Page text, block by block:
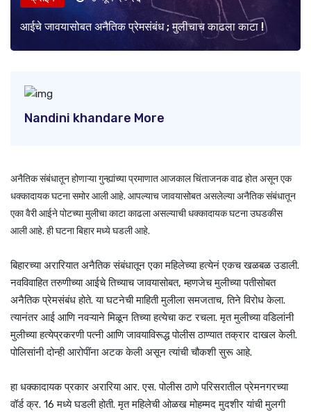
आईचे जावयासोबत अनैतिक प्रेमसंबंध ; मुलीचाच काढला काटा !
Nandini khandare More
अनैतिक संबंधातून होणाऱ्या गुन्ह्यांच्या प्रमाणात आजकाल चिंताजनक वाढ होत असून एक
धक्कादायक घटना समोर आली आहे. आपल्याच जावयासोबत असलेल्या अनैतिक संबंधातून
एका वैरी आईने पोटच्या मुलीचा काटा काढला असल्याची धक्कादायक घटना उघडकीस
आली आहे. ही घटना बिहार मध्ये घडली आहे.
बिहारच्या अरारियात अनैतिक संबंधातून एका महिलेच्या हत्येनं एकच खळबळ उडाली.
नवविवाहित तरुणीच्या आईचे तिच्याच जावयासोबत, म्हणजेच मुलीच्या पतीसोबत
अनैतिक प्रेमसंबंध होते. या घटनेची माहिती मुलीला समजताच, तिने विरोध केला.
त्यानंतर आई आणि नवऱ्याने मिळून तिच्या हत्येचा कट रचला. मृत मुलीच्या वडिलांनी
मुलीच्या हत्येप्रकरणी पत्नी आणि जावयाविरूद्ध पोलीस ठाण्यात तक्रार दाखल केली.
पोलिसांनी दोन्ही आरोपींना अटक केली असून त्यांची चौकशी सुरू आहे.
हा धक्कादायक प्रकार अरारिया आर. एस. पोलीस ठाणे परिसरातील प्रेमनगरच्या
वॉर्ड क्र. 16 मध्ये घडली होती. मृत महिलेची ओळख मोहम्मद मुदशीर यांची मुलगी